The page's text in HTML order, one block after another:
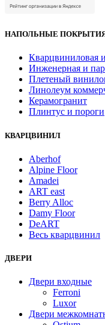
НАПОЛЬНЫЕ
Кварцвиниловая
Инженерная и
Плетеный
Линолеум
Керамогранит
Плинтус и пороги
КВАРЦВИНИЛ
Aberhof
Alpine Floor
Amadei
ART east
Berry Alloc
Damy Floor
DeART
Весь кварцвинил
ДВЕРИ
Двери входные
Ferroni
Luxor
Двери